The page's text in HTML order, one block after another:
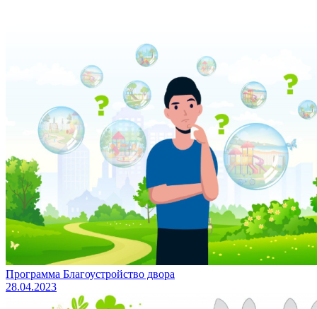
Программа Благоустройство двора
28.04.2023